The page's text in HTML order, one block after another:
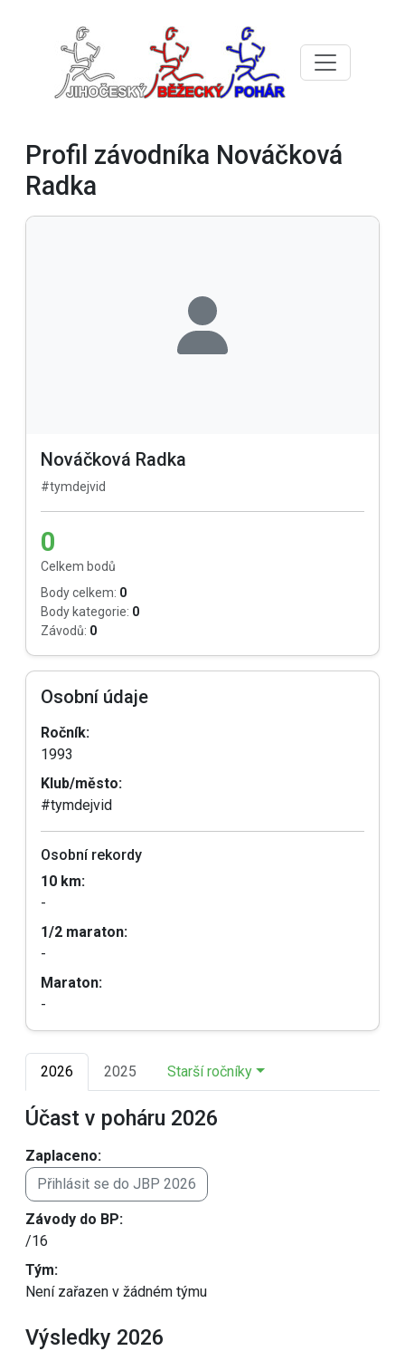
Profil závodníka Nováčková
Radka
Nováčková Radka
#tymdejvid
0
Celkem bodů
Body celkem: 0
Body kategorie: 0
Závodů: 0
Osobní údaje
Ročník:
1993
Klub/město:
#tymdejvid
Osobní rekordy
10 km:
-
1/2 maraton:
-
Maraton:
-
2026 2025 Starší ročníky
Účast v poháru 2026
Zaplaceno:
Přihlásit se do JBP 2026
Závody do BP:
/16
Tým:
Není zařazen v žádném týmu
Výsledky 2026